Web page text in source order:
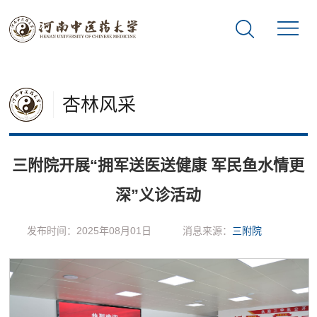
杏林风采
三附院开展“拥军送医送健康 军民鱼水情更
深”义诊活动
发布时间：2025年08月01日 消息来源： 三附院